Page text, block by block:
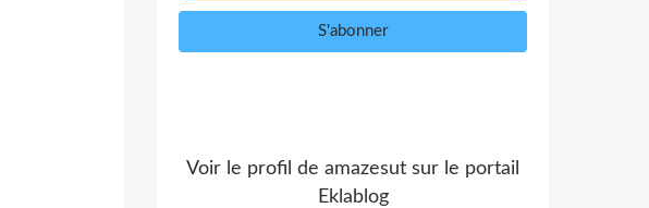
Voir le profil de amazesut sur le portail
Eklablog